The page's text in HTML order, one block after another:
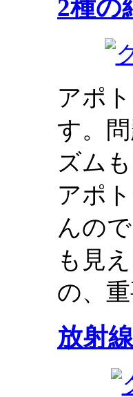
2種の
アポ
す。
ズム
アポ
んの
も見
の、
放射